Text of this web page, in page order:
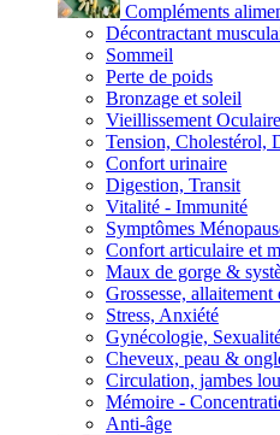
Compléments
Décontractant
Sommeil
Perte de poids
Bronzage et soleil
Vieillissement Oculaire
Tension, Cholestérol,
Confort urinaire
Digestion, Transit
Vitalité - Immunité
Symptômes
Confort articulaire et
Maux de gorge &
Grossesse,
Stress, Anxiété
Gynécologie,
Cheveux, peau &
Circulation, jambes
Mémoire -
Anti-âge